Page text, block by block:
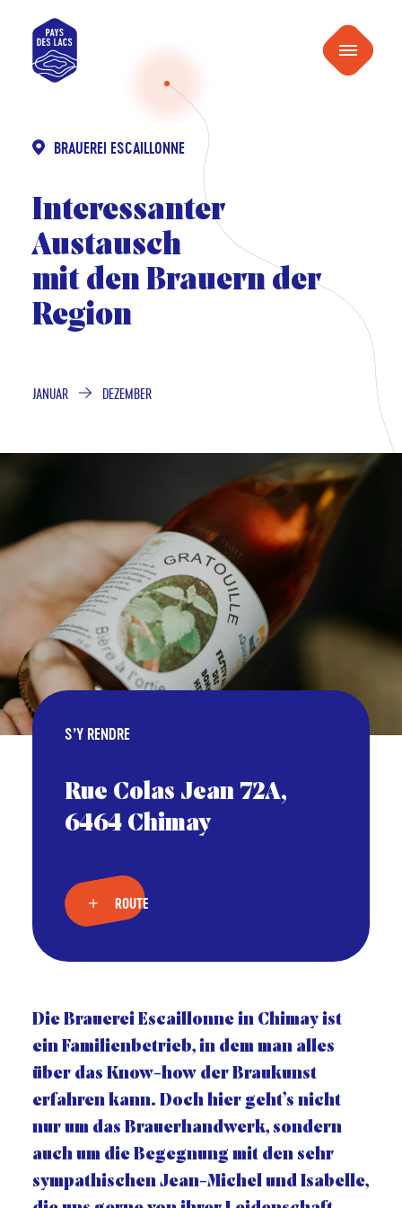
Pays
des
Menu
BRAUEREI ESCAILLONNE
Interessanter
Austausch
mit den Brauern der
Region
JANUAR DEZEMBER
S’Y RENDRE
Rue Colas Jean 72A,
6464 Chimay
ROUTE
Die Brauerei Escaillonne in Chimay ist
ein Familienbetrieb, in dem man alles
über das Know-how der Braukunst
erfahren kann. Doch hier geht’s nicht
nur um das Brauerhandwerk, sondern
auch um die Begegnung mit den sehr
sympathischen Jean-Michel und Isabelle,